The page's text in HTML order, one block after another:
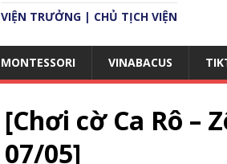
VIỆN TRƯỞNG | CHỦ TỊCH VIỆN
MONTESSORI VINABACUS
[Chơi cờ Ca Rô –
07/05]